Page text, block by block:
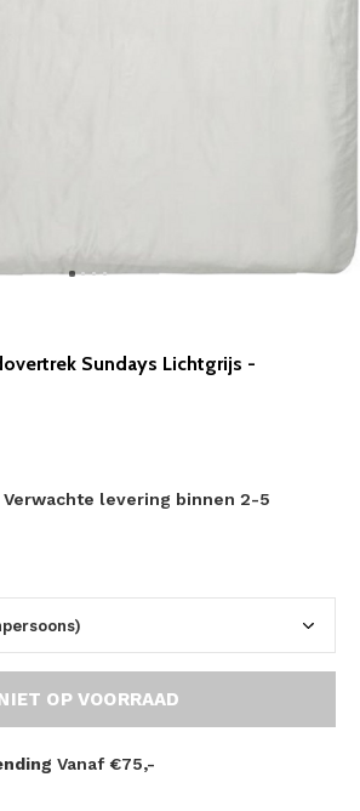
Sundays Lichtgrijs -
Verwachte levering binnen 2-5
OP VOORRAAD
Vanaf €75,-